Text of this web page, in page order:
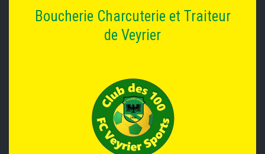
Boucherie Charcuterie et Traiteur
de Veyrier